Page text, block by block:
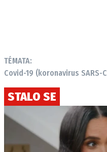
TÉMATA:
Covid-19 (koronavirus SARS-
STALO SE